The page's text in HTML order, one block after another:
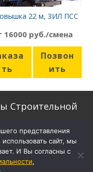
22 м, ЗИЛ ПСС
16000 руб./смена
ть
Позвон
ить
Строительной
представления
сайт, мы
И Вы согласны с
,